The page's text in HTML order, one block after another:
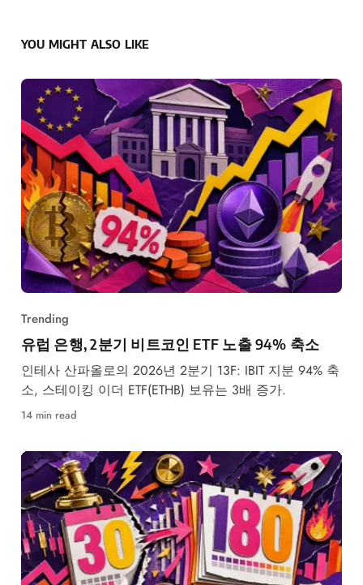
YOU MIGHT ALSO LIKE
Trending
유럽 은행, 2분기 비트코인 ETF 노출 94% 축소
인테사 산파올로의 2026년 2분기 13F: IBIT 지분 94% 축
소, 스테이킹 이더 ETF(ETHB) 보유는 3배 증가.
14 min read